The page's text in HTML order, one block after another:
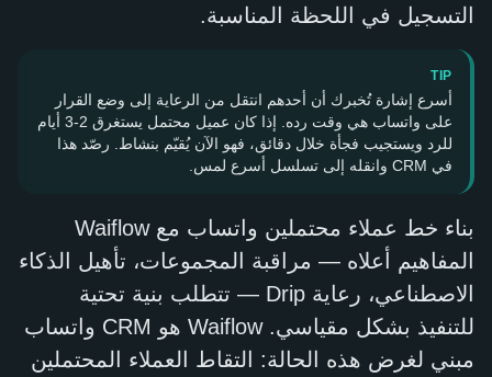
التسجيل في اللحظة المناسبة.
TIP
أسرع إشارة تُخبرك أن أحدهم انتقل من الرعاية إلى وضع القرار
على واتساب هي وقت رده. إذا كان عميل محتمل يستغرق 2-3 أيام
للرد ويستجيب فجأة خلال دقائق، فهو الآن يُقيّم بنشاط. رصّد هذا
في CRM وانقله إلى تسلسل أسرع لمس.
بناء خط عملاء محتملين واتساب مع Waiflow
المفاهيم أعلاه — مراقبة المجموعات، تأهيل الذكاء
الاصطناعي، رعاية Drip — تتطلب بنية تحتية
للتنفيذ بشكل مقياسي. Waiflow هو CRM واتساب
مبني لغرض هذه الحالة: التقاط العملاء المحتملين